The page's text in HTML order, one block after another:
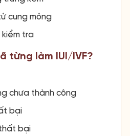
cung mỏng
tra
từng làm IUI/IVF?
chưa thành công
bại
thất bại